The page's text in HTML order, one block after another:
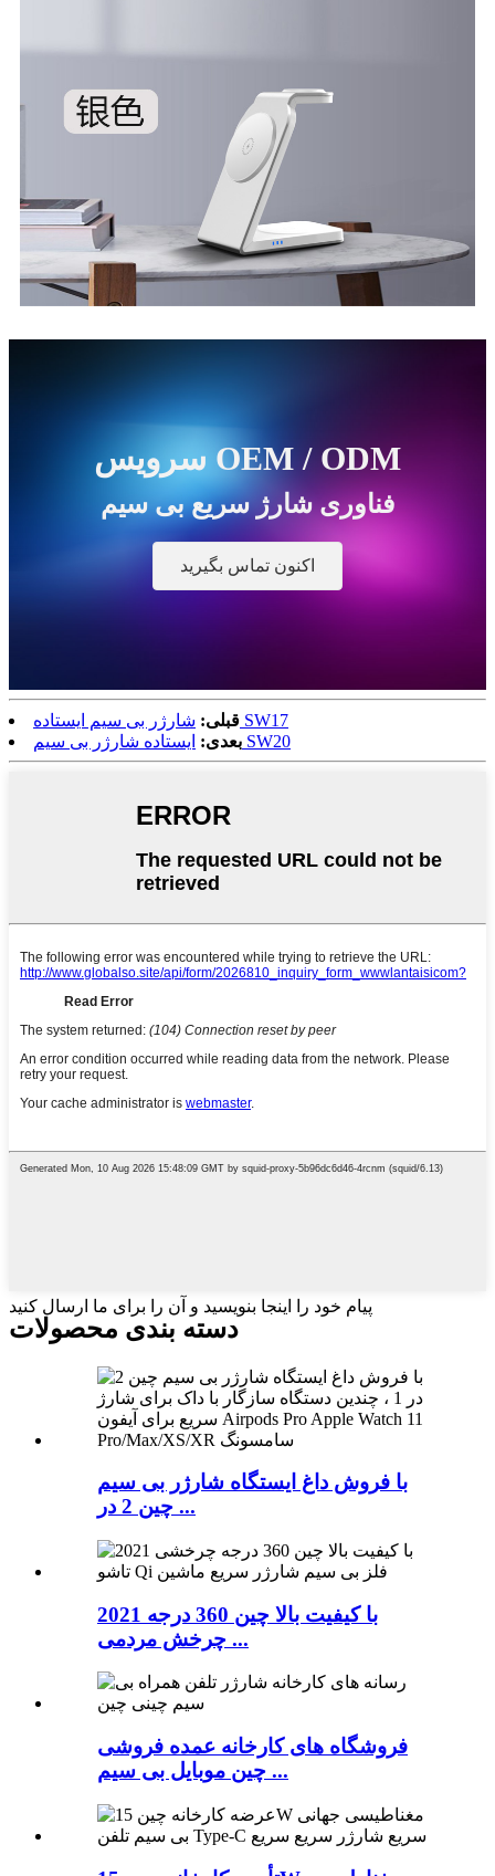
سرویس OEM / ODM
فناوری شارژ سریع بی سیم
اکنون تماس بگیرید
قبلی: شارژر بی سیم ایستاده SW17
بعدی: ایستاده شارژر بی سیم SW20
پیام خود را اینجا بنویسید و آن را برای ما ارسال کنید
دسته بندی محصولات
با فروش داغ ایستگاه شارژر بی سیم
چین 2 در ...
2021 با کیفیت بالا چین 360 درجه
چرخش مردمی ...
فروشگاه های کارخانه عمده فروشی
چین موبایل بی سیم ...